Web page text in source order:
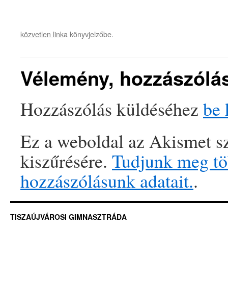
közvetlen linka könyvjelzőbe.
Vélemény,
Hozzászólás küldéséhez be
Ez a weboldal az Akismet
kiszűrésére. Tudjunk meg
hozzászólásunk adatait..
TISZAÚJVÁROSI GIMNASZTRÁDA